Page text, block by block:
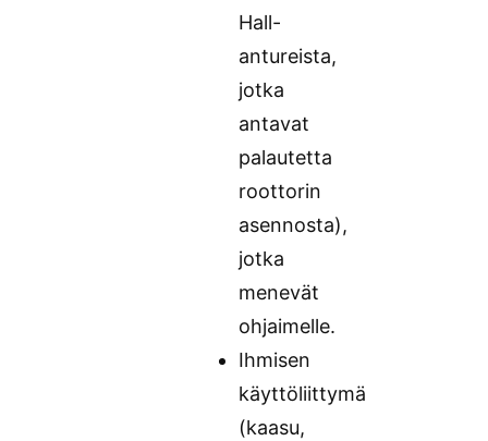
Hall-
antureista,
jotka
antavat
palautetta
roottorin
asennosta),
jotka
menevät
ohjaimelle.
Ihmisen
käyttöliittymä
(kaasu,